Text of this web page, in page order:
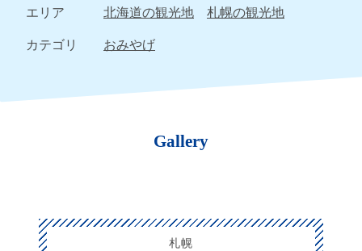
エリア
北海道の観光地
札幌の観光地
カテゴリ
おみやげ
Gallery
札幌